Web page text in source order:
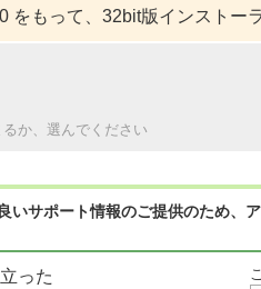
をもって、32bit版インストー
か、選んでください
良いサポート情報のご提供のため
った